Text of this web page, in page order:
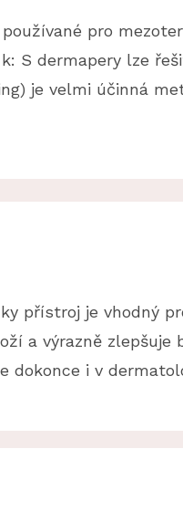
pro
S dermapery lze
je velmi účinná
přístroj je vhodný
a výrazně
dokonce i v